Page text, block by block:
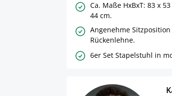
Ca. Maße HxBxT: 83 x
44 cm.
Angenehme
Rückenlehne.
6er Set Stapelstuhl in